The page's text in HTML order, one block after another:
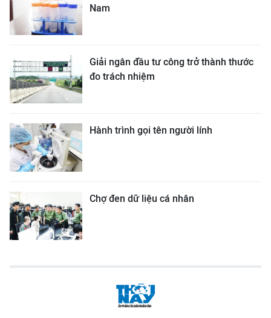
Nam
Giải ngân đầu tư công trở thành thước
đo trách nhiệm
Hành trình gọi tên người lính
Chợ đen dữ liệu cá nhân